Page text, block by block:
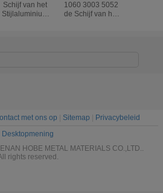
Schijf van het
Stijlaluminium
1060 3003 5052
de Schijf van het
met ons op Sitemap
Privacybeleid
Desktopmening
HOBE METAL MATERIALS CO.,LTD..
rights reserved.